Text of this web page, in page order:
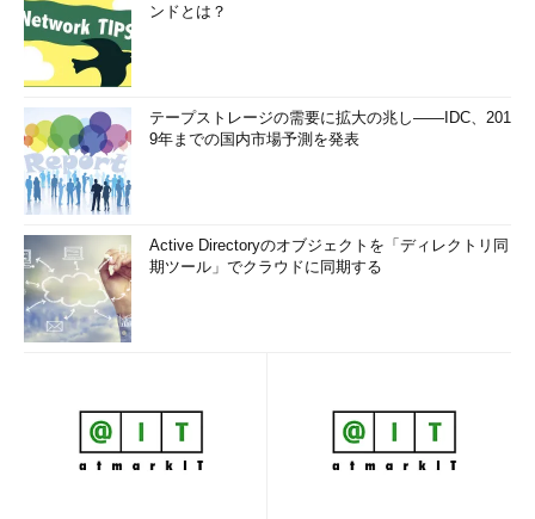
他の事業者への特別な照会を要する場合」は容易な照合ではな
く、「組織的、経常的に相互に情報交換が行われている場合な
ど」は元から容易に照合できる場合に当たる、といっていたわけ
図2 園部逸夫（編）、 藤原靜雄（編）、個人情報保護法制研
先ほどの図1を見ると、「相互に情報交換が行われているに該
当するならば、元から容易照合性があった」ともいえる一方、
ンドとは？
テープストレージの需要に拡大の兆し――IDC、201
9年までの国内市場予測を発表
Active Directoryのオブジェクトを「ディレクトリ同
期ツール」でクラウドに同期する